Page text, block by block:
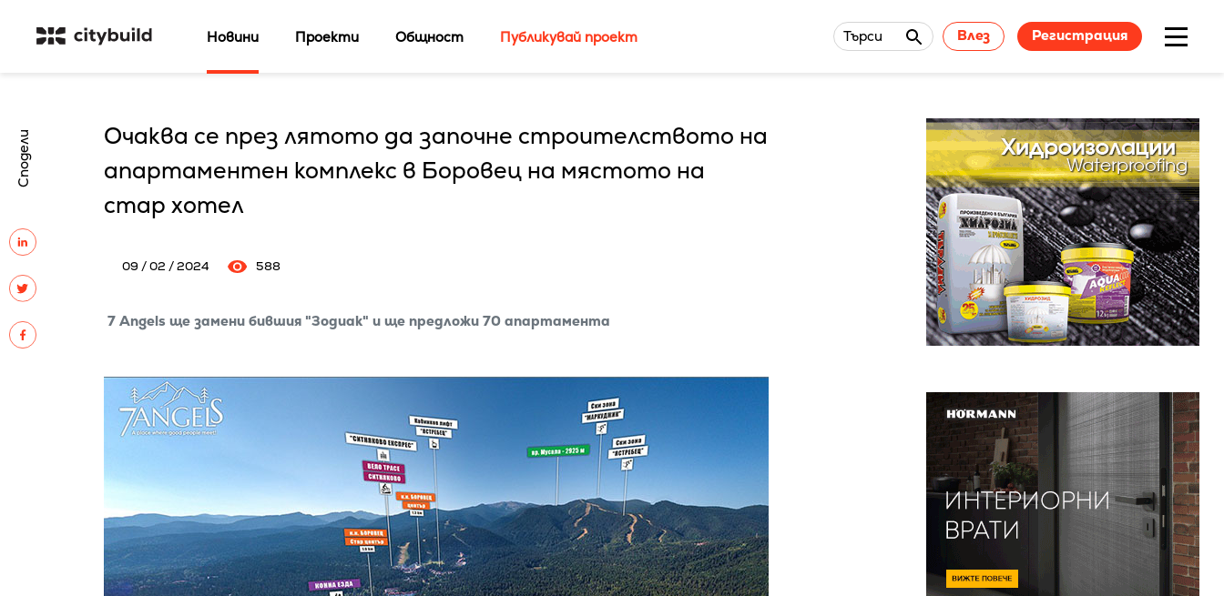
Новини Проекти Общност Публикувай проект Търси Влез Регистрация
Сподели
Очаква се през лятото да започне строителството на
апартаментен комплекс в Боровец на мястото на
стар хотел
09 / 02 / 2024 588
7 Angels ще замени бившия "Зодиак" и ще предложи 70 апартамента